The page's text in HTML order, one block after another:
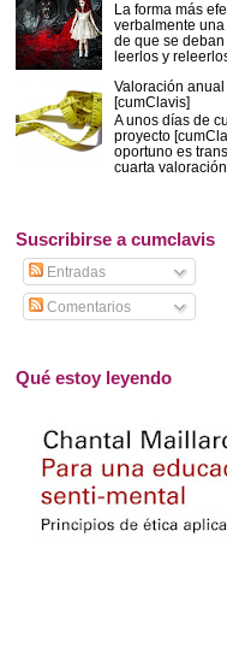
La forma más
verbalmente
de que se deban
leerlos y
Valoración
[cumClavis]
A unos días de
proyecto
oportuno es
cuarta valoración
Suscribirse a cumclavis
Entradas
Comentarios
Qué estoy leyendo